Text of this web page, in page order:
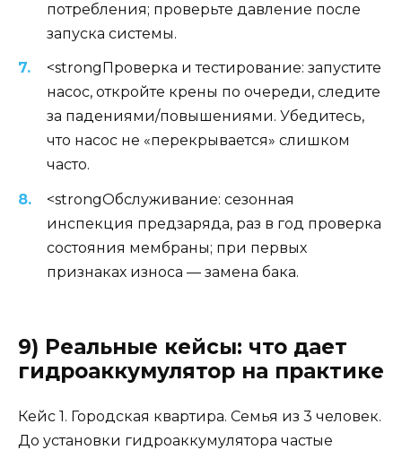
потребления; проверьте давление после
запуска системы.
<strongПроверка и тестирование: запустите
насос, откройте крены по очереди, следите
за падениями/повышениями. Убедитесь,
что насос не «перекрывается» слишком
часто.
<strongОбслуживание: сезонная
инспекция предзаряда, раз в год проверка
состояния мембраны; при первых
признаках износа — замена бака.
9) Реальные кейсы: что дает
гидроаккумулятор на практике
Кейс 1. Городская квартира. Семья из 3 человек.
До установки гидроаккумулятора частые